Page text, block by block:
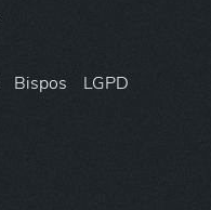
Bispos LGPD